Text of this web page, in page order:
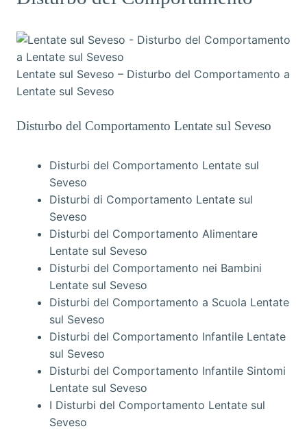
Lentate sul Seveso – Disturbo del Comportamento a
Lentate sul Seveso
Disturbo del Comportamento Lentate sul Seveso
Disturbi del Comportamento Lentate sul
Seveso
Disturbi di Comportamento Lentate sul
Seveso
Disturbi del Comportamento Alimentare
Lentate sul Seveso
Disturbi del Comportamento nei Bambini
Lentate sul Seveso
Disturbi del Comportamento a Scuola Lentate
sul Seveso
Disturbi del Comportamento Infantile Lentate
sul Seveso
Disturbi del Comportamento Infantile Sintomi
Lentate sul Seveso
I Disturbi del Comportamento Lentate sul
Seveso